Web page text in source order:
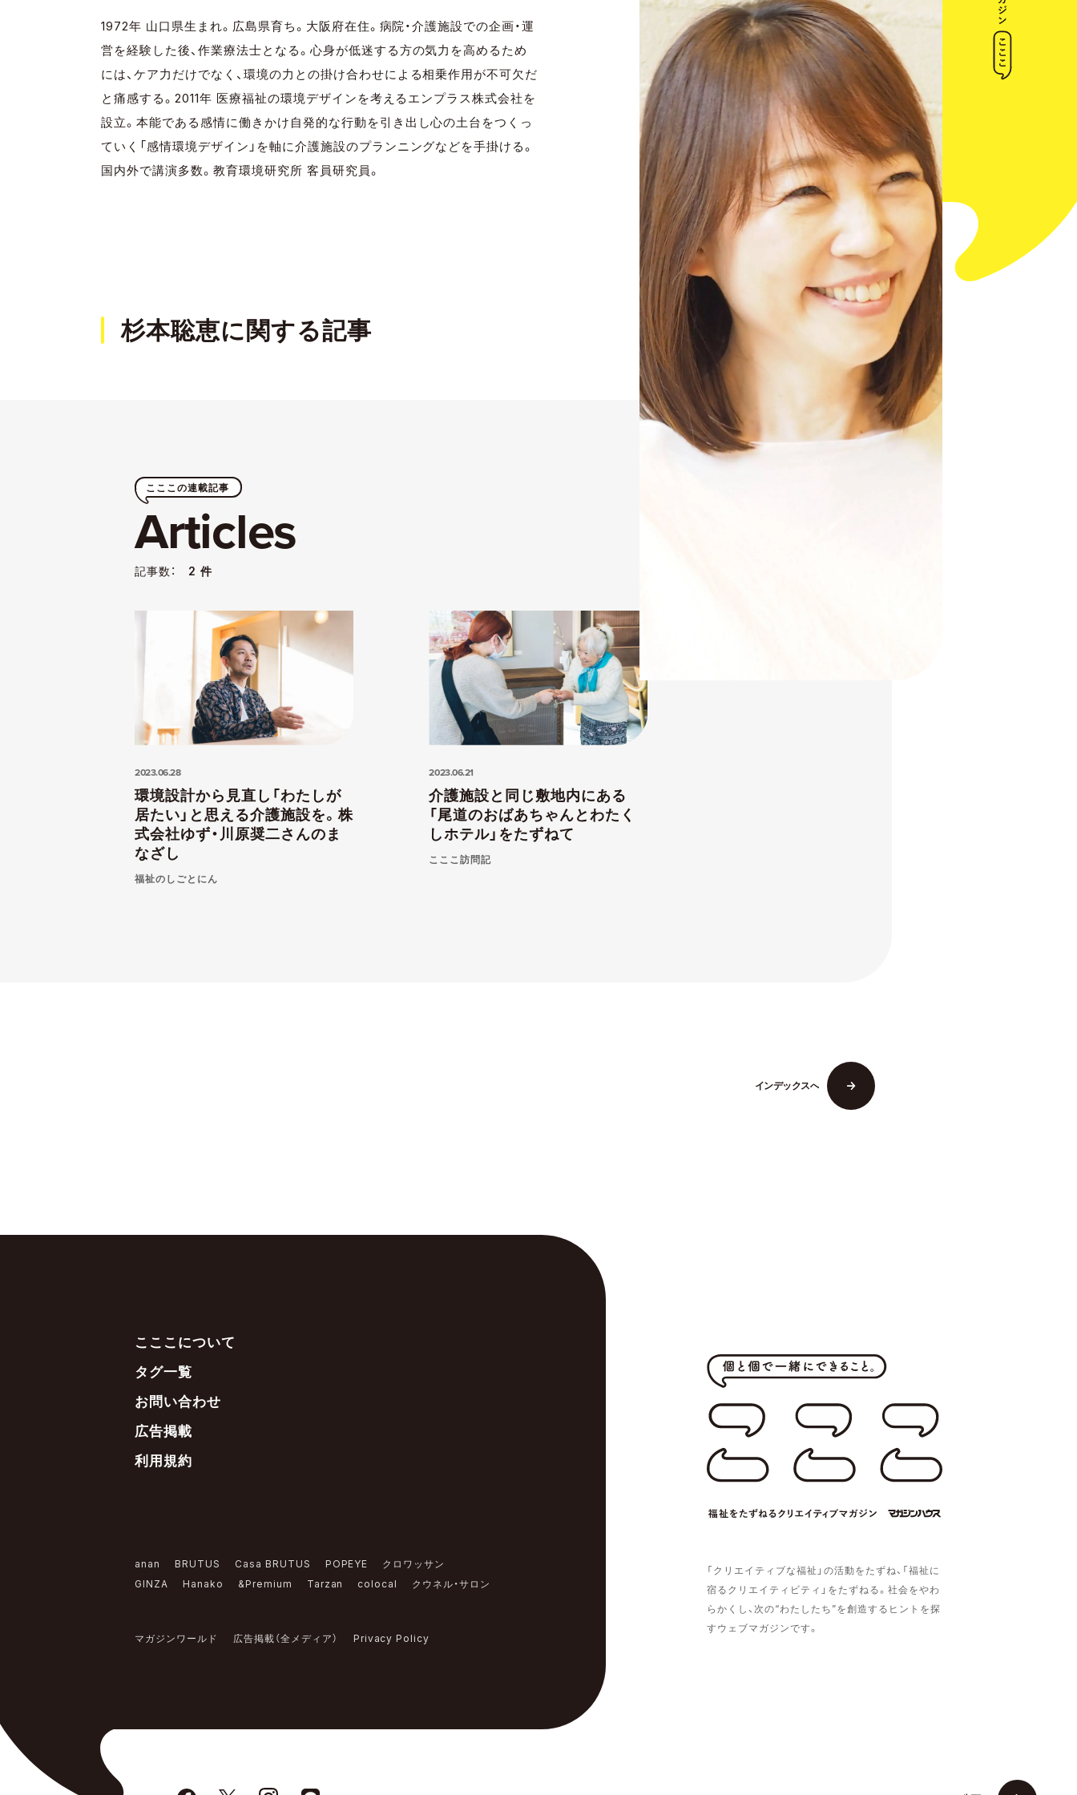
1972年 山口県生まれ。広島県育ち。大阪府在住。病院・介護施設での企画・運
営を経験した後、作業療法士となる。心身が低迷する方の気力を高めるため
には、ケア力だけでなく、環境の力との掛け合わせによる相乗作用が不可欠だ
と痛感する。2011年 医療福祉の環境デザインを考えるエンプラス株式会社を
設立。本能である感情に働きかけ自発的な行動を引き出し心の土台をつくっ
ていく「感情環境デザイン」を軸に介護施設のプランニングなどを手掛ける。
国内外で講演多数。教育環境研究所 客員研究員。
トップ インデックス 杉本聡恵
杉本聡恵に関する記事
こここの連載記事
Articles
記事数： 2 件
2023.06.28
環境設計から見直し「わたしが
居たい」と思える介護施設を。株
式会社ゆず・川原奨二さんのま
なざし
福祉のしごとにん
2023.06.21
介護施設と同じ敷地内にある
「尾道のおばあちゃんとわたく
しホテル」をたずねて
こここ訪問記
インデックスへ
こここについて
タグ一覧
お問い合わせ
広告掲載
利用規約
anan BRUTUS Casa BRUTUS POPEYE
クロワッサン
GINZA
Hanako &Premium Tarzan colocal クウネル・サロン
マガジンワールド 広告掲載（全メディア） Privacy Policy
「クリエイティブな福祉」の活動をたずね、「福祉に
宿るクリエイティビティ」をたずねる。社会をやわ
らかくし、次の“わたしたち”を創造するヒントを探
すウェブマガジンです。